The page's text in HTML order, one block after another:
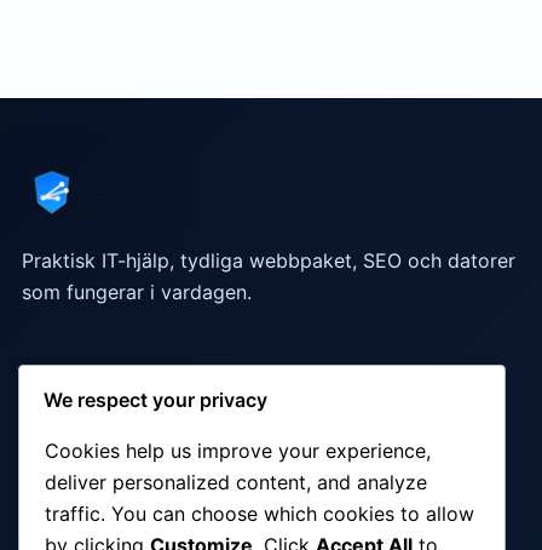
Praktisk IT-hjälp, tydliga webbpaket, SEO och datorer
som fungerar i vardagen.
Webbhosting cPanel·FAQ · Kontakt
We respect your privacy
Cookies help us improve your experience,
deliver personalized content, and analyze
traffic. You can choose which cookies to allow
by clicking Customize . Click Accept All to